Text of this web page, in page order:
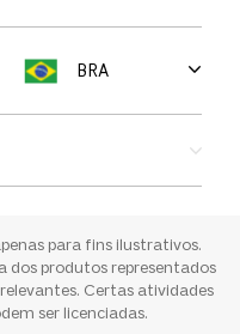
BRA
para fins ilustrativos.
dos produtos representados
Certas atividades
ser licenciadas.